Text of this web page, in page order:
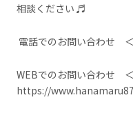
相談ください ♬
電話でのお問い合わせ
WEBでのお問い合わせ ＜
https://